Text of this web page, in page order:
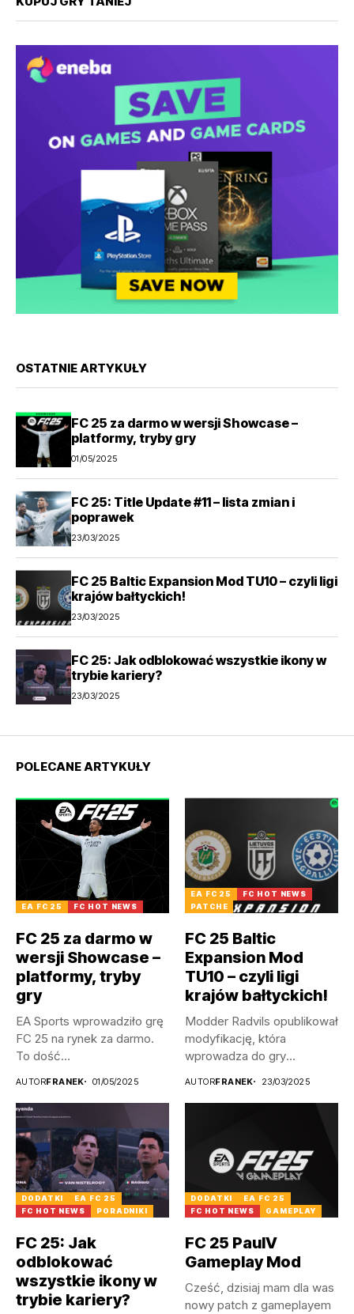
OSTATNIE ARTYKUŁY
FC 25 za darmo w wersji Showcase –
platformy, tryby gry
01/05/2025
FC 25: Title Update #11 – lista zmian i
poprawek
23/03/2025
FC 25 Baltic Expansion Mod TU10 – czyli ligi
krajów bałtyckich!
23/03/2025
FC 25: Jak odblokować wszystkie ikony w
trybie kariery?
23/03/2025
POLECANE ARTYKUŁY
EA FC 25 FC HOT NEWS
FC 25 za darmo w
wersji Showcase –
platformy, tryby
gry
EA Sports wprowadziło grę
FC 25 na rynek za darmo.
To dość...
AUTORFRANEK 01/05/2025
EA FC 25
FC HOT NEWS
PATCHE
FC 25 Baltic
Expansion Mod
TU10 – czyli ligi
krajów bałtyckich!
Modder Radvils opublikował
modyfikację, która
wprowadza do gry
AUTORFRANEK 23/03/2025
DODATKI
EA FC 25
FC HOT NEWS
PORADNIKI
FC 25: Jak
odblokować
wszystkie ikony w
trybie kariery?
DODATKI
EA FC 25
FC HOT NEWS
GAMEPLAY
FC 25 PaulV
Gameplay Mod
Cześć, dzisiaj mam dla was
nowy patch z gameplayem